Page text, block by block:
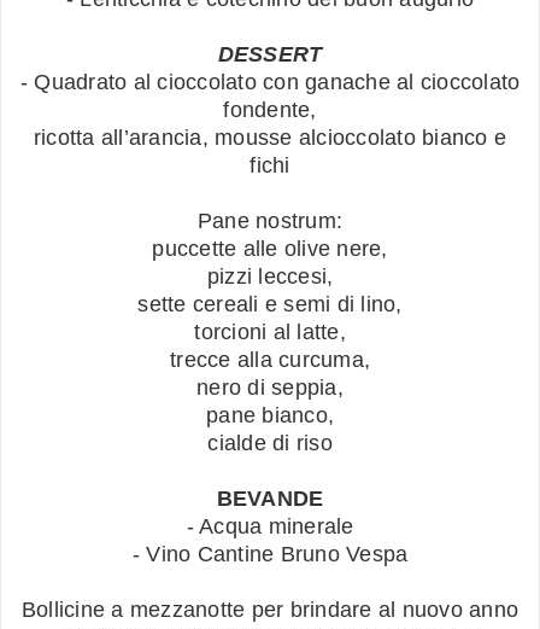
DESSERT
- Quadrato al cioccolato con ganache al cioccolato
fondente,
ricotta all’arancia, mousse alcioccolato bianco e
fichi
Pane nostrum:
puccette alle olive nere,
pizzi leccesi,
sette cereali e semi di lino,
torcioni al latte,
trecce alla curcuma,
nero di seppia,
pane bianco,
cialde di riso
BEVANDE
- Acqua minerale
- Vino Cantine Bruno Vespa
Bollicine a mezzanotte per brindare al nuovo anno